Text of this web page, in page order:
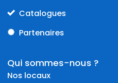
Catalogues
Partenaires
Qui sommes-nous ?
Nos locaux